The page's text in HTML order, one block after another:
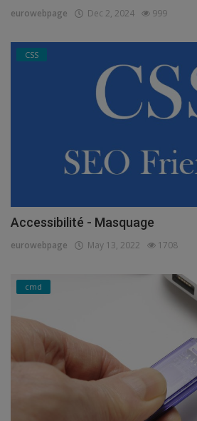
eurowebpage Dec 2, 2024 999
CSS
Accessibilité - Masquage
eurowebpage May 13, 2022 1708
cmd